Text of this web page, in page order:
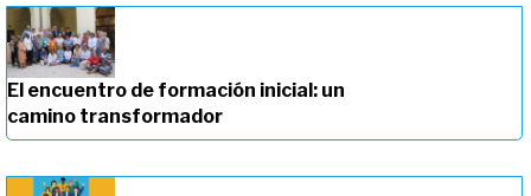
El encuentro de formación inicial: un
camino transformador